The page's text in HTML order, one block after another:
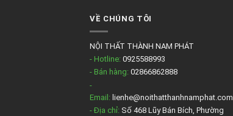
VỀ CHÚNG TÔI
NỘI THẤT THÀNH NAM PHÁT
- Hotline: 0925588993
- Bán hàng: 02866862888
-
Email: lienhe@noithatthanhnamphat.com
- Địa chỉ: Số 468 Lũy Bán Bích, Phường